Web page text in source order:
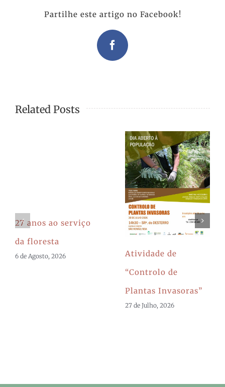
Partilhe este artigo no Facebook!
Facebook
Related Posts
27 anos ao serviço
da floresta
6 de Agosto, 2026
Atividade de
“Controlo de
Plantas Invasoras”
27 de Julho, 2026